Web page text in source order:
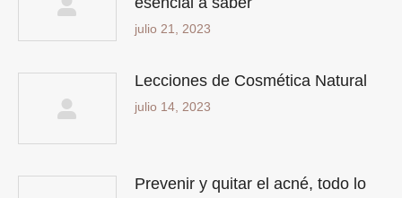
julio 21, 2023
Lecciones de Cosmética Natural
julio 14, 2023
Prevenir y quitar el acné, todo lo